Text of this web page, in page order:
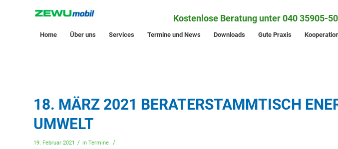
Kostenlose Beratung unter 040 35905-
Home Über uns Services Termine und News Downloads Gute Praxis
18. MÄRZ 2021 BERATERSTAMMTISCH
UMWELT
19. Februar 2021 / in Termine /